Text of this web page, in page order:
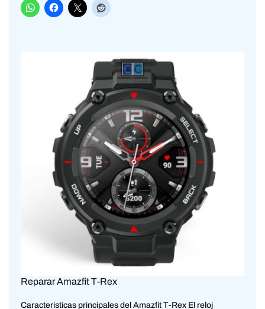
Reparar Amazfit T-Rex
Caracteristicas principales del Amazfit T-Rex El reloj